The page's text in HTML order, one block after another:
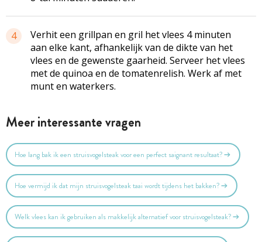
4
Verhit een grillpan en gril het vlees 4 minuten
aan elke kant, afhankelijk van de dikte van het
vlees en de gewenste gaarheid. Serveer het vlees
met de quinoa en de tomatenrelish. Werk af met
munt en waterkers.
Meer interessante vragen
Hoe lang bak ik een struisvogelsteak voor een perfect saignant resultaat?
Hoe vermijd ik dat mijn struisvogelsteak taai wordt tijdens het bakken?
Welk vlees kan ik gebruiken als makkelijk alternatief voor struisvogelsteak?